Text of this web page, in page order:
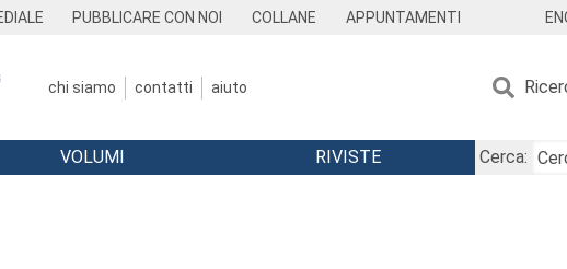
PUBBLICARE CON NOI COLLANE APPUNTAMENTI
chi siamo contatti aiuto
VOLUMI RIVISTE
Cerca: